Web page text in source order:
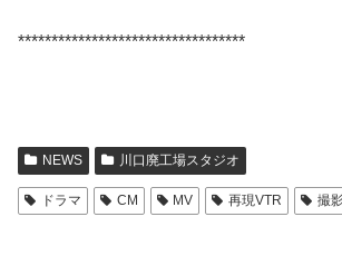
**********************************
NEWS 川口廃工場スタジオ
ドラマ CM MV 再現VTR 撮